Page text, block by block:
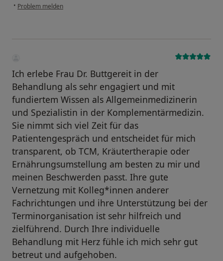
• Problem melden
Ich erlebe Frau Dr. Buttgereit in der
Behandlung als sehr engagiert und mit
fundiertem Wissen als Allgemeinmedizinerin
und Spezialistin in der Komplementärmedizin.
Sie nimmt sich viel Zeit für das
Patientengespräch und entscheidet für mich
transparent, ob TCM, Kräutertherapie oder
Ernährungsumstellung am besten zu mir und
meinen Beschwerden passt. Ihre gute
Vernetzung mit Kolleg*innen anderer
Fachrichtungen und ihre Unterstützung bei der
Terminorganisation ist sehr hilfreich und
zielführend. Durch Ihre individuelle
Behandlung mit Herz fühle ich mich sehr gut
betreut und aufgehoben.